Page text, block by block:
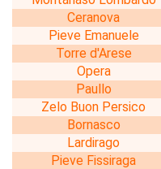
Ceranova
Pieve Emanuele
Torre d'Arese
Opera
Paullo
Zelo Buon Persico
Bornasco
Lardirago
Pieve Fissiraga